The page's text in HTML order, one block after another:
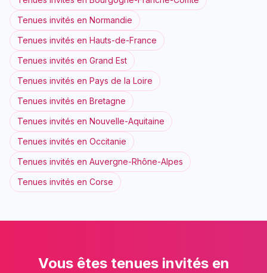
Tenues invités en Normandie
Tenues invités en Hauts-de-France
Tenues invités en Grand Est
Tenues invités en Pays de la Loire
Tenues invités en Bretagne
Tenues invités en Nouvelle-Aquitaine
Tenues invités en Occitanie
Tenues invités en Auvergne-Rhône-Alpes
Tenues invités en Corse
Vous êtes tenues invitésen